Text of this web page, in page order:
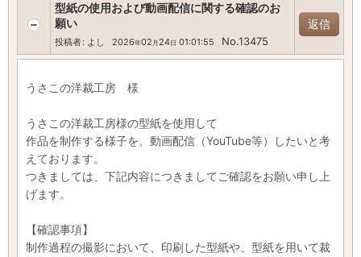
型紙の使用および動画配信に関する確認のお
願い
投稿者: よし 2026年02 月24日 01:01:55 No.13475
返信
うさこの洋裁工房 様
うさこの洋裁工房様の型紙を使用して
作品を制作する様子を、動画配信（YouTube等）したいと考
えております。
つきましては、下記内容につきましてご確認をお願い申し上
げます。
【確認事項】
制作過程の撮影において、印刷した型紙や、型紙を用いて裁